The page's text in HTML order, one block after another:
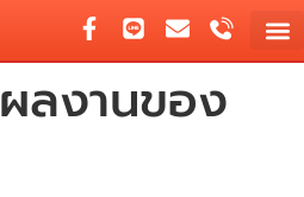
ผลงานของ